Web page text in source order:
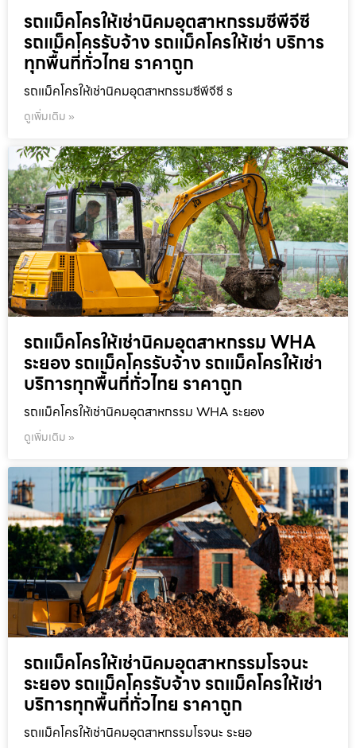
รถแม็คโครให้เช่านิคมอุตสาหกรรมซีพีจีซี
รถแม็คโครรับจ้าง รถแม็คโครให้เช่า บริการ
ทุกพื้นที่ทั่วไทย ราคาถูก
รถแม็คโครให้เช่านิคมอุตสาหกรรมซีพีจีซี ร
ดูเพิ่มเติม »
รถแม็คโครให้เช่านิคมอุตสาหกรรม WHA
ระยอง รถแม็คโครรับจ้าง รถแม็คโครให้เช่า
บริการทุกพื้นที่ทั่วไทย ราคาถูก
รถแม็คโครให้เช่านิคมอุตสาหกรรม WHA ระยอง
ดูเพิ่มเติม »
รถแม็คโครให้เช่านิคมอุตสาหกรรมโรจนะ
ระยอง รถแม็คโครรับจ้าง รถแม็คโครให้เช่า
บริการทุกพื้นที่ทั่วไทย ราคาถูก
รถแม็คโครให้เช่านิคมอุตสาหกรรมโรจนะ ระยอ